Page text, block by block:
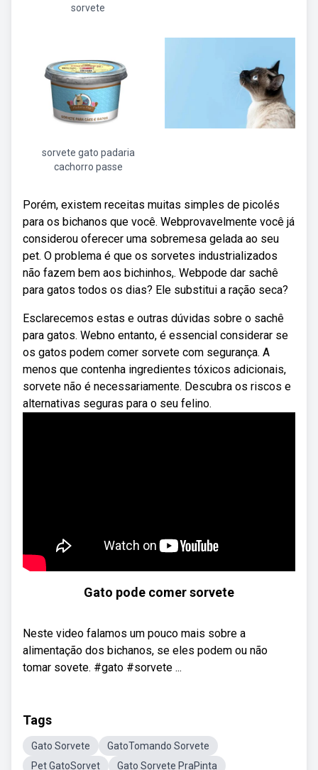
sorvete
sorvete gato padaria
cachorro passe
Porém, existem receitas muitas simples de picolés
para os bichanos que você. Webprovavelmente você já
considerou oferecer uma sobremesa gelada ao seu
pet. O problema é que os sorvetes industrializados
não fazem bem aos bichinhos,. Webpode dar sachê
para gatos todos os dias? Ele substitui a ração seca?
Esclarecemos estas e outras dúvidas sobre o sachê
para gatos. Webno entanto, é essencial considerar se
os gatos podem comer sorvete com segurança. A
menos que contenha ingredientes tóxicos adicionais,
sorvete não é necessariamente. Descubra os riscos e
alternativas seguras para o seu felino.
Gato pode comer sorvete
Neste video falamos um pouco mais sobre a
alimentação dos bichanos, se eles podem ou não
tomar sovete. #gato #sorvete ...
Tags
Gato Sorvete
GatoTomando Sorvete
Pet GatoSorvet
Gato Sorvete PraPinta